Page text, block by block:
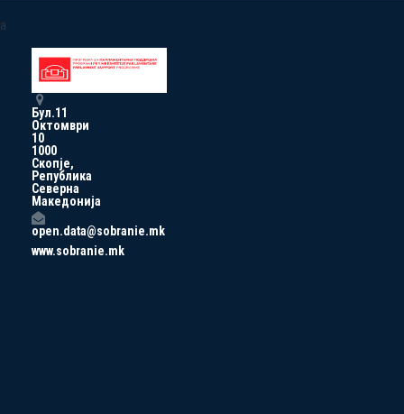
a
Бул.11
Октомври
10
1000
Скопје,
Република
Северна
Македонија
open.data@sobranie.mk
www.sobranie.mk